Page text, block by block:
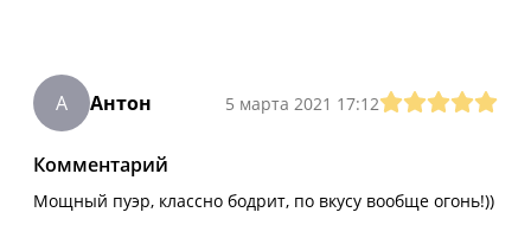
А Антон 5 марта 2021 17:12
Комментарий
Мощный пуэр, классно бодрит, по вкусу вообще огонь!))